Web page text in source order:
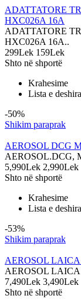
ADATTATORE
HXC026A 16A
ADATTATORE
HXC026A 16A..
299Lek 159Lek
Shto në shportë
Krahesime
Lista e
-50%
Shikim paraprak
AEROSOL DCG
AEROSOL.DCG,
5,990Lek 2,990Lek
Shto në shportë
Krahesime
Lista e
-53%
Shikim paraprak
AEROSOL LAICA
AEROSOL LAICA
7,490Lek 3,490Lek
Shto në shportë